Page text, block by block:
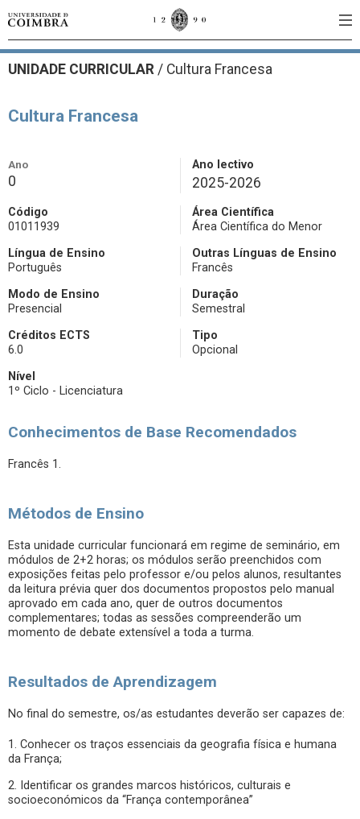
UNIDADE CURRICULAR / Cultura Francesa
Cultura Francesa
Ano
0
Ano lectivo
2025-2026
Código
01011939
Área Científica
Área Científica do Menor
Língua de Ensino
Português
Outras Línguas de Ensino
Francês
Modo de Ensino
Presencial
Duração
Semestral
Créditos ECTS
6.0
Tipo
Opcional
Nível
1º Ciclo - Licenciatura
Conhecimentos de Base Recomendados
Francês 1.
Métodos de Ensino
Esta unidade curricular funcionará em regime de seminário, em
módulos de 2+2 horas; os módulos serão preenchidos com
exposições feitas pelo professor e/ou pelos alunos, resultantes
da leitura prévia quer dos documentos propostos pelo manual
aprovado em cada ano, quer de outros documentos
complementares; todas as sessões compreenderão um
momento de debate extensível a toda a turma.
Resultados de Aprendizagem
No final do semestre, os/as estudantes deverão ser capazes de:
1. Conhecer os traços essenciais da geografia física e humana
da França;
2. Identificar os grandes marcos históricos, culturais e
socioeconómicos da “França contemporânea”